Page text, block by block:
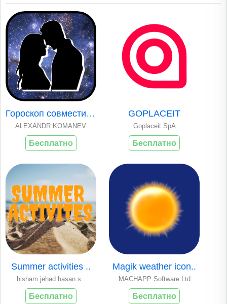
Гороскоп совместим..
ALEXANDR KOMANEV
Бесплатно
GOPLACEIT
Goplaceit SpA
Бесплатно
Summer activities ..
hisham jehad hasan s..
Бесплатно
Magik weather icon..
MACHAPP Software Ltd
Бесплатно